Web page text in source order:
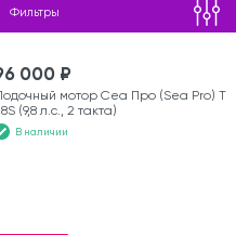
Фильтры
000 ₽
мотор Сеа Про (Sea Pro) Т
(9,8 л.с., 2 такта)
В наличии